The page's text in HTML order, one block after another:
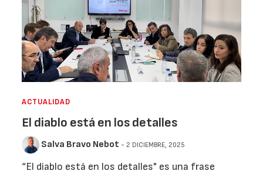
ACTUALIDAD
El diablo está en los detalles
Salva Bravo Nebot - 2 DICIEMBRE, 2025
“El diablo está en los detalles" es una frase